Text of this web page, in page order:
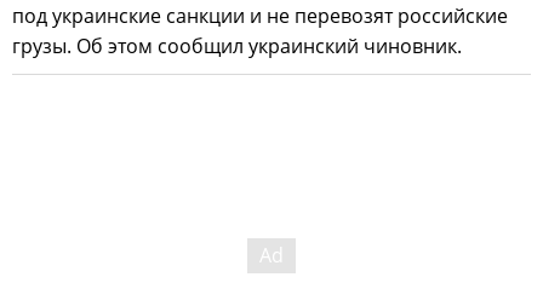
под украинские санкции и не перевозят российские
грузы. Об этом сообщил украинский чиновник.